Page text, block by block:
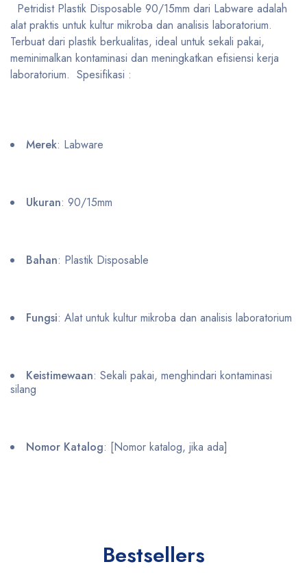
Petridist Plastik Disposable 90/15mm dari Labware adalah
alat praktis untuk kultur mikroba dan analisis laboratorium.
Terbuat dari plastik berkualitas, ideal untuk sekali pakai,
meminimalkan kontaminasi dan meningkatkan efisiensi kerja
laboratorium. Spesifikasi :
Merek: Labware
Ukuran: 90/15mm
Bahan: Plastik Disposable
Fungsi: Alat untuk kultur mikroba dan analisis laboratorium
Keistimewaan: Sekali pakai, menghindari kontaminasi
silang
Nomor Katalog: [Nomor katalog, jika ada]
Bestsellers